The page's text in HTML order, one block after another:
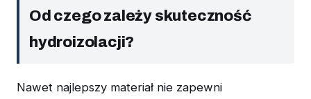
Od czego zależy skuteczność
hydroizolacji?
Nawet najlepszy materiał nie zapewni